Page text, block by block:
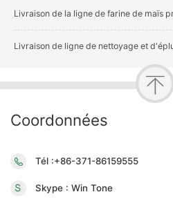
Livraison de la ligne de farine de maïs précuite et de la ligne de
Livraison de ligne de nettoyage et d'épluchage de lentilles et de
Coordonnées
Tél :+86-371-86159555
Skype : Win Tone